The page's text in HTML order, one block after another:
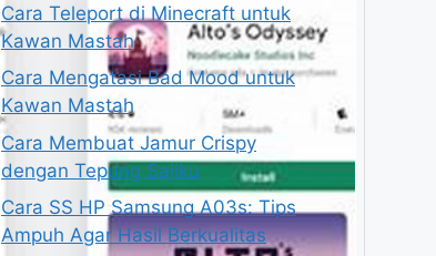
Cara Teleport di Minecraft untuk
Kawan Mastah
Cara Mengatasi Bad Mood untuk
Kawan Mastah
Cara Membuat Jamur Crispy
dengan Tepung Sajiku
Cara SS HP Samsung A03s: Tips
Ampuh Agar Hasil Berkualitas